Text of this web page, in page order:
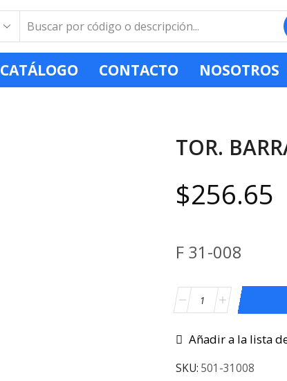
CATÁLOGO CONTACTO NOSOTROS
TOR.
$256.65
F 31-008
Añadir a la lista
SKU: 501-31008